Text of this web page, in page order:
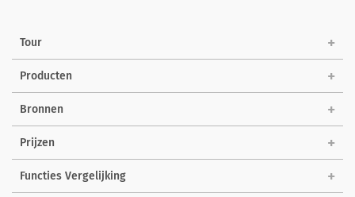
Tour
Producten
Bronnen
Prijzen
Functies Vergelijking